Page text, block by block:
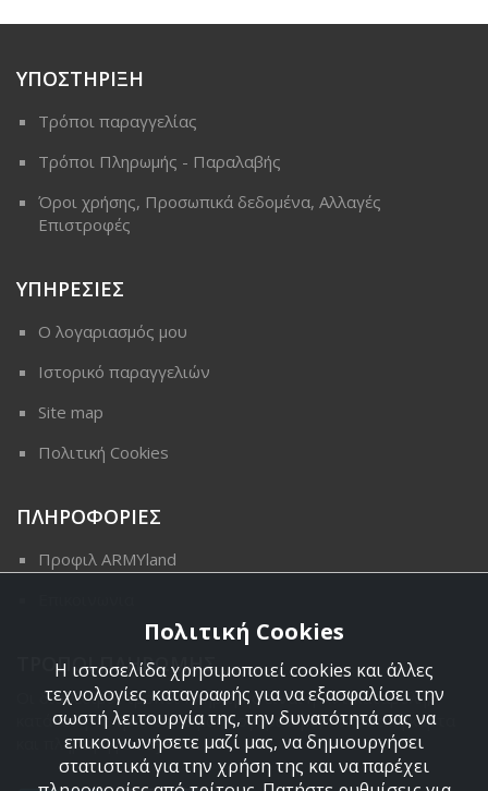
ΥΠΟΣΤΗΡΙΞΗ
Τρόποι παραγγελίας
Τρόποι Πληρωμής - Παραλαβής
Όροι χρήσης, Προσωπικά δεδομένα, Αλλαγές
Επιστροφές
ΥΠΗΡΕΣΙΕΣ
Ο λογαριασμός μου
Ιστορικό παραγγελιών
Site map
Πολιτική Cookies
ΠΛΗΡΟΦΟΡΙΕΣ
Προφιλ ARMYland
ΤΡΟΠΟΙ ΠΛΗΡΩΜΗΣ
Οι διαθέσιμοι τρόποι πληρωμής είναι η Αντικαταβολή,
κατάθεση σε τραπεζικό μας λογαριασμό, πιστωτική κάρτα
και πληρωμή με PayPal.
Πολιτική Cookies
Η ιστοσελίδα χρησιμοποιεί cookies και άλλες
τεχνολογίες καταγραφής για να εξασφαλίσει την
σωστή λειτουργία της, την δυνατότητά σας να
επικοινωνήσετε μαζί μας, να δημιουργήσει
στατιστικά για την χρήση της και να παρέχει